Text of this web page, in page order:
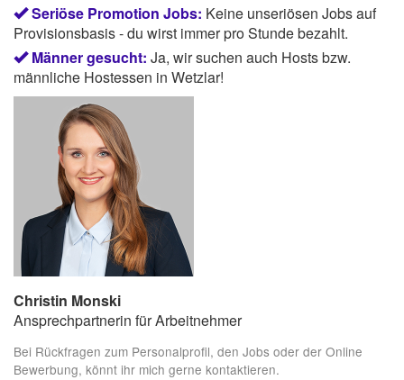
Seriöse Promotion Jobs: Keine unseriösen Jobs auf
Provisionsbasis - du wirst immer pro Stunde bezahlt.
Männer gesucht: Ja, wir suchen auch Hosts bzw.
männliche Hostessen in Wetzlar!
Christin Monski
Ansprechpartnerin für Arbeitnehmer
Bei Rückfragen zum Personalprofil, den Jobs oder der Online
Bewerbung, könnt ihr mich gerne kontaktieren.